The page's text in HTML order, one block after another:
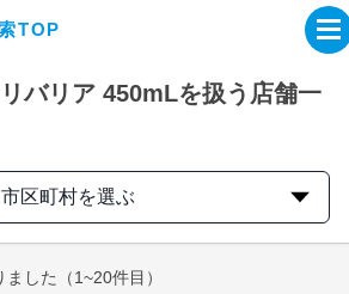
TOP
サイト
ト
バリア 450mLを扱う店舗一
市区町村を選ぶ
ました （1~20件目）